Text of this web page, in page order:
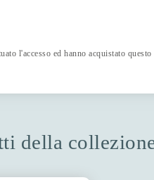
l'accesso ed hanno acquistato
della